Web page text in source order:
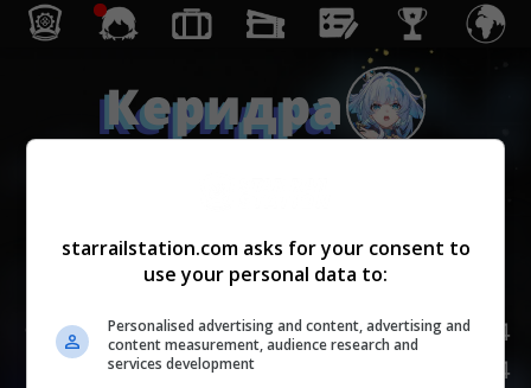
Керидра
НР
184
Сила атаки
84
starrailstation.com asks for your consent to
use your personal data to:
Personalised advertising and content, advertising and
content measurement, audience research and
services development